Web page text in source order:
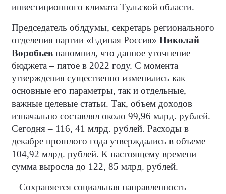
инвестиционного климата Тульской области.
Председатель облдумы, секретарь регионального
отделения партии «Единая Россия» Николай
Воробьев напомнил, что данное уточнение
бюджета – пятое в 2022 году. С момента
утверждения существенно изменились как
основные его параметры, так и отдельные,
важные целевые статьи. Так, объем доходов
изначально составлял около 99,96 млрд. рублей.
Сегодня – 116, 41 млрд. рублей. Расходы в
декабре прошлого года утверждались в объеме
104,92 млрд. рублей. К настоящему времени
сумма выросла до 122, 85 млрд. рублей.
– Сохраняется социальная направленность